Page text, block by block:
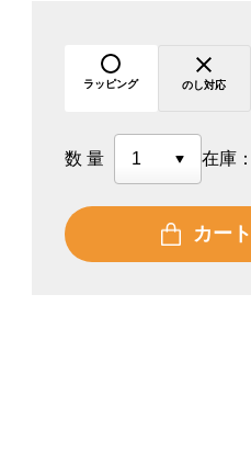
ラッピング のし対応
数量 在庫：
カー